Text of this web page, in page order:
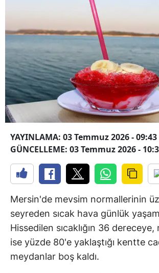
YAYINLAMA: 03 Temmuz 2026 - 09:43
GÜNCELLEME: 03 Temmuz 2026 -
Mersin'de mevsim normallerinin
seyreden sıcak hava günlük
Hissedilen sıcaklığın 36 dereceye,
ise yüzde 80'e yaklaştığı kentte
meydanlar boş kaldı.